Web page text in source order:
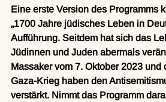
Eine erste Version des Programms
„1700 Jahre jüdisches Leben in
Aufführung. Seitdem hat sich das
Jüdinnen und Juden abermals
Massaker vom 7. Oktober 2023 und
Gaza-Krieg haben den
verstärkt. Nimmt das Programm